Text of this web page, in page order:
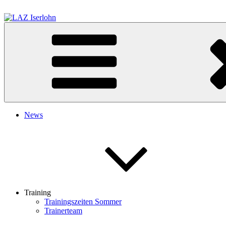
Inhalt
springen
Leichtathletik Zentrum Iserlohn
News
Training
Trainingszeiten Sommer
Trainerteam